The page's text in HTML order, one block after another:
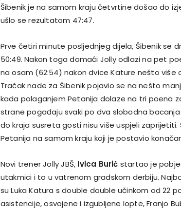
Šibenik je na samom kraju četvrtine došao do
ušlo se rezultatom 47:47.
Prve četiri minute posljednjeg dijela, Šibenik se
50:49. Nakon toga domaći Jolly odlazi na pet
na osam (62:54) nakon dvice Kature nešto više
Tračak nade za Šibenik pojavio se na nešto
kada polaganjem Petanija dolaze na tri poena
strane pogađaju svaki po dva slobodna
do kraja susreta gosti nisu više uspjeli
Petanija na samom kraju koji je postavio
Novi trener Jolly JBŠ, Ivica Burić startao je
utakmici i to u vatrenom gradskom derbiju.
su Luka Katura s double double učinkom od 22
asistencije, osvojene i izgubljene lopte, Franjo